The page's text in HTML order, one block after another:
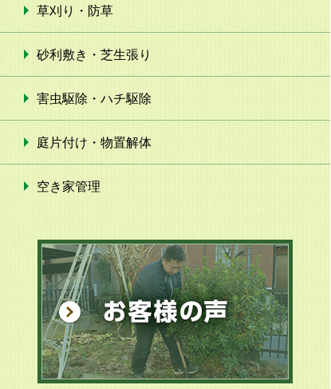
草刈り・防草
砂利敷き・芝生張り
害虫駆除・ハチ駆除
庭片付け・物置解体
空き家管理